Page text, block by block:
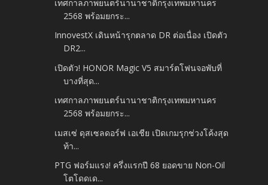
เทศกาลภาพยนตร์นานาชาติกรุงเทพมหานคร
2568 พร้อมยกระ...
InnovestX เดินหน้ารุกตลาด DR ต่อเนื่อง เปิดตัว
DR2...
เปิดตัว! HONOR Magic V5 สมาร์ตโฟนจอพับที่
บางที่สุด...
เทศกาลภาพยนตร์นานาชาติกรุงเทพมหานคร
2568 พร้อมยกระ...
เมสเซ่ ดุสเซลดอร์ฟ เอเชีย เปิดเกมรุกช่วงโค้งสุด
ท้า...
PTG ฟอร์มแรง! ครึ่งแรกปี 68 ยอดขาย Non-Oil
โตโดดเด...